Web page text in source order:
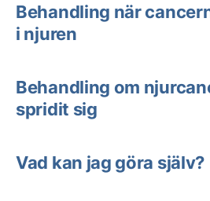
Behandling när
i njuren
Behandling om
spridit sig
Vad kan jag göra själv?